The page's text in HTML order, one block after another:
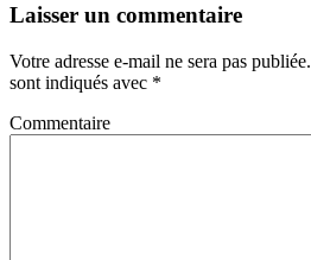
Laisser un commentaire
Votre adresse e-mail ne sera pas publiée.
sont indiqués avec *
Commentaire